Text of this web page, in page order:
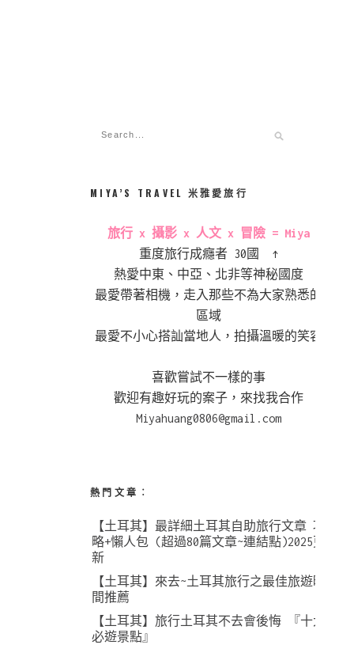
MIYA’S TRAVEL 米雅愛旅行
旅行 x 攝影 x 人文 x 冒險 = Miya
重度旅行成癮者 30國 ↑
熱愛中東、中亞、北非等神秘國度
最愛帶著相機，走入那些不為大家熟悉的
區域
最愛不小心搭訕當地人，拍攝溫暖的笑容
喜歡嘗試不一樣的事
歡迎有趣好玩的案子，來找我合作
Miyahuang0806@gmail.com
熱門文章︰
【土耳其】最詳細土耳其自助旅行文章 攻
略+懶人包 (超過80篇文章~連結點)2025更
新
【土耳其】來去~土耳其旅行之最佳旅遊時
間推薦
【土耳其】旅行土耳其不去會後悔 『十大
必遊景點』